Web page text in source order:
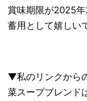
賞味期限が2025
蓄用として嬉しい
▼私のリンクから
菜スープブレンド